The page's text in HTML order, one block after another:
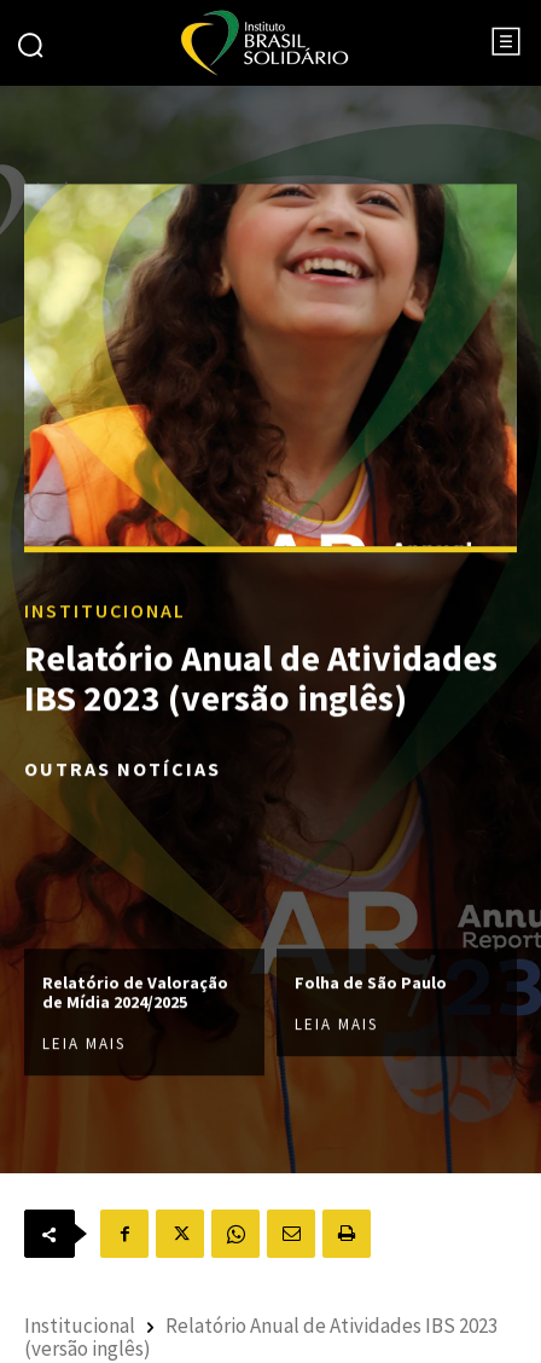
INSTITUCIONAL
Relatório Anual de Atividades
IBS 2023 (versão inglês)
OUTRAS NOTÍCIAS
Relatório de Valoração
de Mídia 2024/2025
LEIA MAIS
Folha de São Paulo
LEIA MAIS
Institucional
Relatório Anual de Atividades IBS 2023
(versão inglês)